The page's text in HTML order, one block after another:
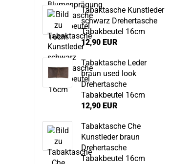
Tabaktasche Kunstleder
schwarz Drehertasche
Tabakbeutel 16cm
12,90 EUR
Tabaktasche Leder
braun used look
Drehertasche
Tabakbeutel 16cm
12,90 EUR
Tabaktasche Che
Kunstleder braun
Drehertasche
Tabakbeutel 16cm